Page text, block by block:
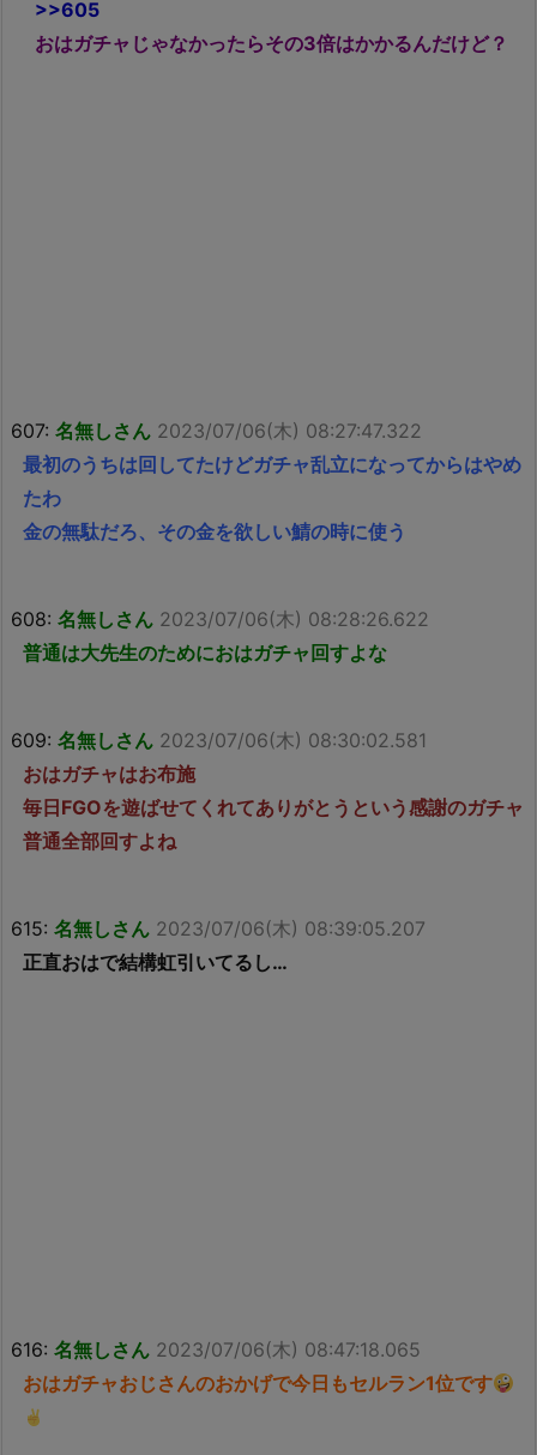
>>605
おはガチャじゃなかったらその3倍はかかるんだけど？
607: 名無しさん 2023/07/06(木) 08:27:47.322
最初のうちは回してたけどガチャ乱立になってからはやめ
たわ
金の無駄だろ、その金を欲しい鯖の時に使う
608: 名無しさん 2023/07/06(木) 08:28:26.622
普通は大先生のためにおはガチャ回すよな
609: 名無しさん 2023/07/06(木) 08:30:02.581
おはガチャはお布施
毎日FGOを遊ばせてくれてありがとうという感謝のガチャ
普通全部回すよね
615: 名無しさん 2023/07/06(木) 08:39:05.207
正直おはで結構虹引いてるし…
616: 名無しさん 2023/07/06(木) 08:47:18.065
おはガチャおじさんのおかげで今日もセルラン1位です